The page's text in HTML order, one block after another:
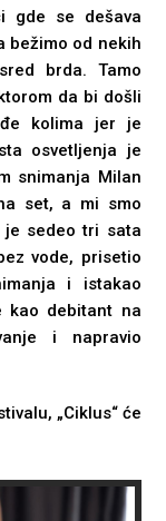
gde se dešava
bežimo od nekih
brda. Tamo
da bi došli
kolima jer je
osvetlјenja je
snimanja Milan
set, a mi smo
je sedeo tri sata
vode, prisetio
i istakao
kao debitant na
i napravio
„Ciklus“ će